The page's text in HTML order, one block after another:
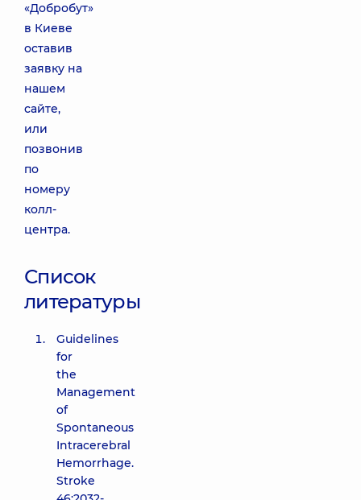
«Добробут»
в Киеве
оставив
заявку на
нашем
сайте,
или
позвонив
по
номеру
колл-
центра.
Список
литературы
Guidelines
for
the
Management
of
Spontaneous
Intracerebral
Hemorrhage.
Stroke